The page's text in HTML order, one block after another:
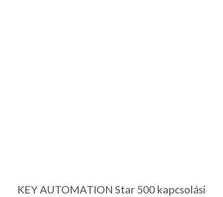
KEY AUTOMATION Star 500 kapcsolási